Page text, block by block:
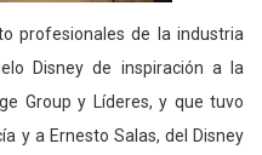
profesionales de la industria
Disney de inspiración a la
Group y Líderes, y que tuvo
y a Ernesto Salas, del Disney